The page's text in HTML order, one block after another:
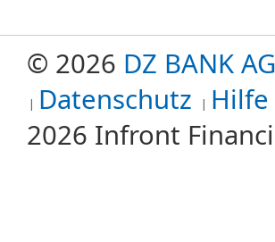
© 2026 DZ BANK AG
Datenschutz Hilfe
2026 Infront